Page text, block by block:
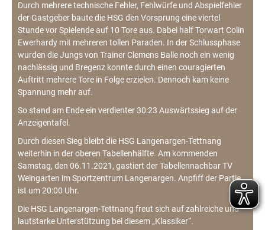
Durch mehrere technische Fehler, Fehlwürfe und Abspielfehler
der Gastgeber baute die HSG den Vorsprung eine viertel
Stunde vor Spielende auf 10 Tore aus. Dabei half Torwart Colin
Ewerhardy mit mehreren tollen Paraden. In der Schlussphase
wurden die Jungs von Trainer Clemens Balle noch ein wenig
nachlässig und Bregenz konnte durch einen couragierten
Auftritt mehrere Tore in Folge erzielen. Dennoch kam keine
Spannung mehr auf.
So stand am Ende ein verdienter 30:23 Auswärtssieg auf der
Anzeigentafel.
Durch diesen Sieg bleibt die HSG Langenargen-Tettnang
weiterhin in der oberen Tabellenhälfte. Am kommenden
Samstag, den 06.11.2021, gastiert der Tabellennachbar TV
Weingarten im Sportzentrum Langenargen. Anpfiff der Partie
ist um 20:00 Uhr.
Die HSG Langenargen-Tettnang freut sich auf zahlreiche und
lautstarke Unterstützung bei diesem „Klassiker“.